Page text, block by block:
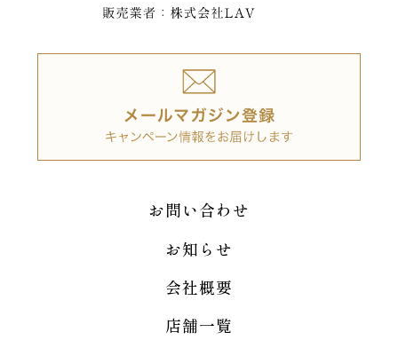
お問い合わせ
お知らせ
会社概要
店舗一覧